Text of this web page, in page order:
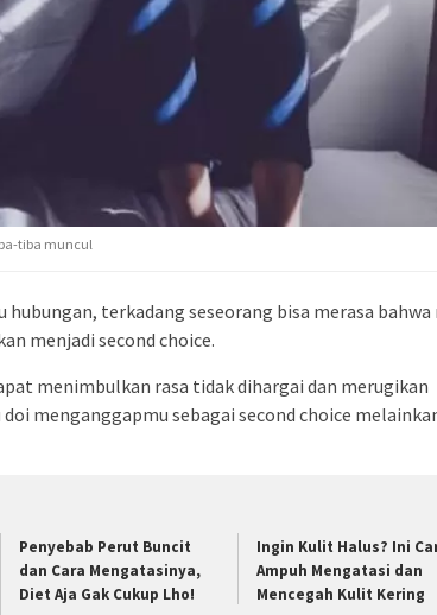
tiba muncul
hubungan, terkadang seseorang bisa merasa bahwa
menjadi second choice.
menimbulkan rasa tidak dihargai dan merugikan
menganggapmu sebagai second choice
Penyebab Perut Buncit
dan Cara Mengatasinya,
Diet Aja Gak Cukup Lho!
Ingin Kulit Halus? Ini
Ampuh Mengatasi dan
Mencegah Kulit Kering